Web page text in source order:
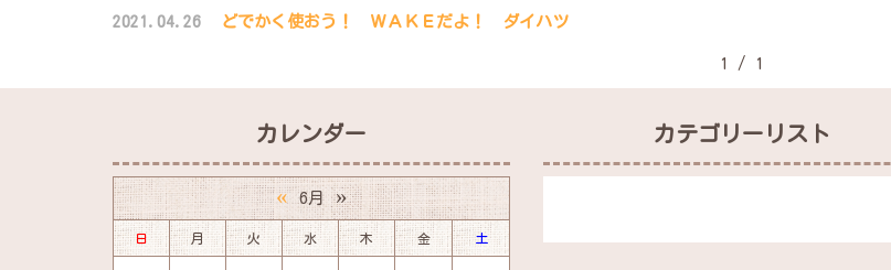
2021.04.26 どでかく使おう！ ＷＡＫＥだよ！ ダイハツ
1 / 1
カレンダー
« 6月 »
日 月 火 水 木 金 土
カテゴリーリスト